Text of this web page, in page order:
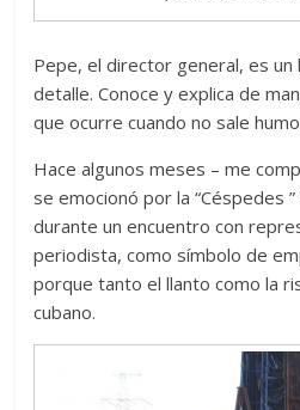
Pepe, el director general, es
detalle. Conoce y explica de
que ocurre cuando no sale
Hace algunos meses – me
se emocionó por la “Céspedes
durante un encuentro con
periodista, como símbolo de
porque tanto el llanto como la
cubano.